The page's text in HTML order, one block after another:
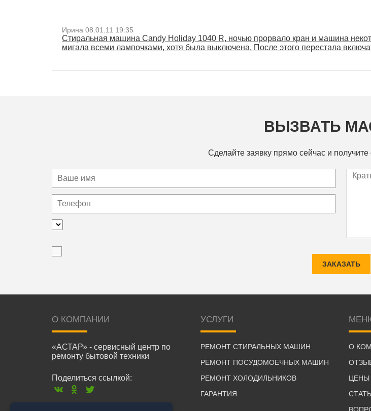
Ирина 08.01.11 19:35
Стиральная машина Candy Holiday 1040 R, ночью прорвало кран и машина
мигала всеми лампочками, хотя была выключена. После этого перестала
ВЫЗВАТЬ
Сделайте заявку прямо сейчас и получите
ЗАКАЗАТЬ
О КОМПАНИИ
«АСТАР» - сервисный центр по
ремонту бытовой техники
Поделиться ссылкой:
УСЛУГИ
РЕМОНТ СТИРАЛЬНЫХ МАШИН
РЕМОНТ ПОСУДОМОЕЧНЫХ МАШИН
РЕМОНТ ХОЛОДИЛЬНИКОВ
ГАРАНТИЯ
О
ЦЕНЫ